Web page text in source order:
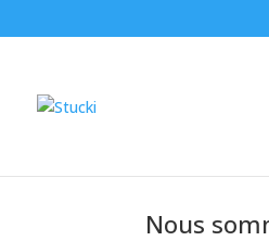
Nous